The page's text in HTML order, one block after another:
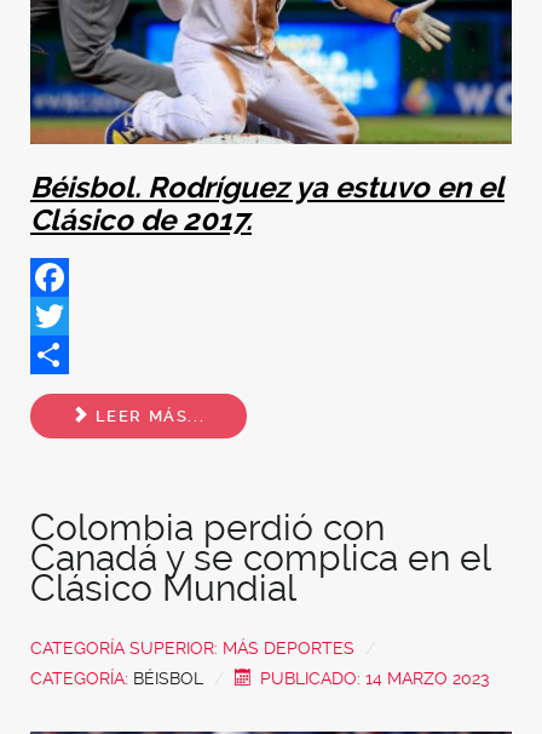
Béisbol. Rodríguez ya estuvo en el
Clásico de 2017.
Facebook
Twitter
Share
LEER MÁS...
Colombia perdió con
Canadá y se complica en el
Clásico Mundial
CATEGORÍA SUPERIOR: MÁS DEPORTES
CATEGORÍA: BÉISBOL PUBLICADO: 14 MARZO 2023